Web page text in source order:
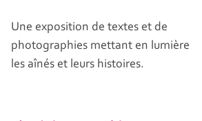
Une exposition de textes et de
photographies mettant en lumière
les aînés et leurs histoires.